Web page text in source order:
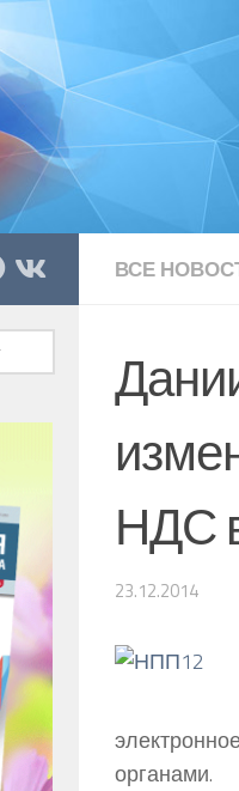
ВСЕ
НДС
23.12.2014
органами.